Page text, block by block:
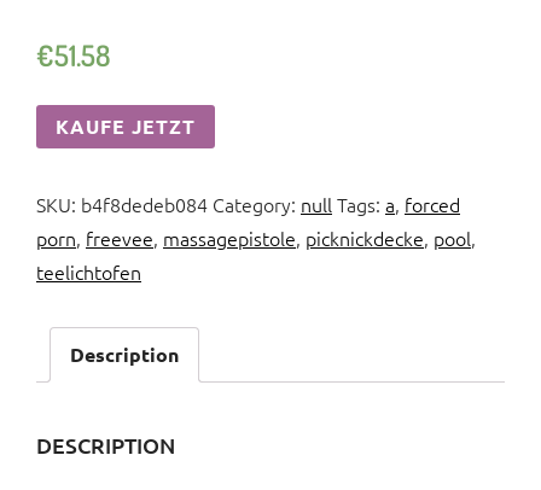
€51.58
KAUFE JETZT
SKU: b4f8dedeb084 Category: null Tags: a, forced
porn, freevee, massagepistole, picknickdecke, pool,
teelichtofen
Description
DESCRIPTION